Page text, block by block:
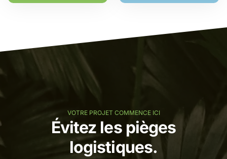
VOTRE PROJET COMMENCE ICI
Évitez les pièges
logistiques.